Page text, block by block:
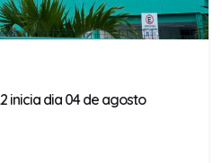
inicia dia 04 de agosto